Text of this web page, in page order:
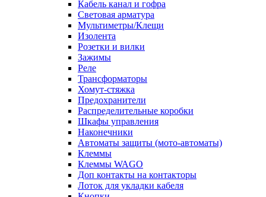
Кабель канал и гофра
Световая арматура
Мультиметры/Клещи
Изолента
Розетки и вилки
Зажимы
Реле
Трансформаторы
Хомут-стяжка
Предохранители
Распределительные коробки
Шкафы управления
Наконечники
Автоматы защиты (мото-автоматы)
Клеммы
Клеммы WAGO
Доп контакты на контакторы
Лоток для укладки кабеля